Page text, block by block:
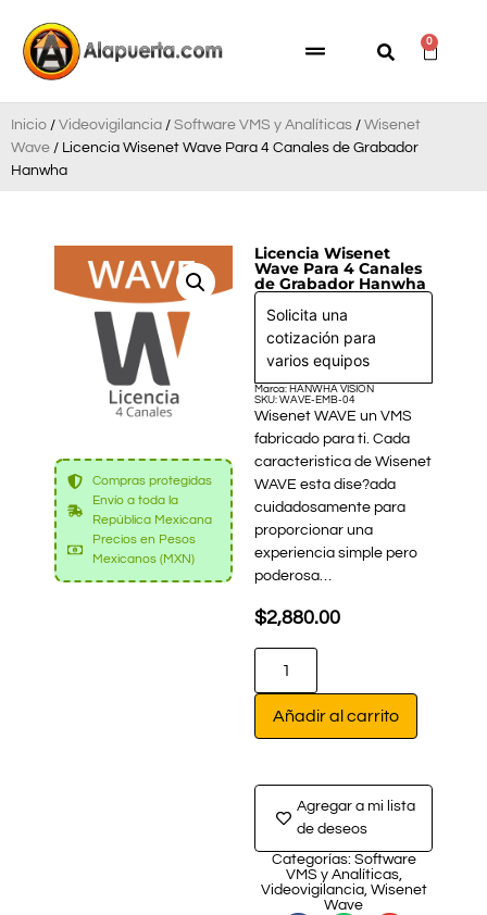
0
Inicio / Videovigilancia / Software VMS y Analíticas / Wisenet
Wave / Licencia Wisenet Wave Para 4 Canales de Grabador
Hanwha
Compras protegidas
Envío a toda la
República Mexicana
Precios en Pesos
Mexicanos (MXN)
Licencia Wisenet
Wave Para 4 Canales
de Grabador Hanwha
Solicita una
cotización para
varios equipos
Marca: HANWHA VISION
SKU: WAVE-EMB-04
Wisenet WAVE un VMS
fabricado para ti. Cada
caracteristica de Wisenet
WAVE esta dise?ada
cuidadosamente para
proporcionar una
experiencia simple pero
poderosa…
$2,880.00
Añadir al carrito
Agregar a mi lista
de deseos
Categorías: Software
VMS y Analíticas,
Videovigilancia, Wisenet
Wave